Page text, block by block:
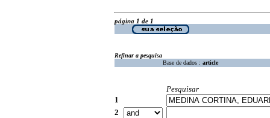
página 1 de 1
Refinar a pesquisa
Base de dados : article
Pesquisar
1
2